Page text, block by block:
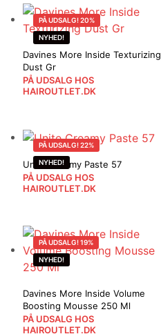
PÅ UDSALG! 20%
NYHED!
Davines More Inside Texturizing
Dust Gr
PÅ UDSALG HOS
HAIROUTLET.DK
PÅ UDSALG! 22%
NYHED!
Unite Creamy Paste 57
PÅ UDSALG HOS
HAIROUTLET.DK
PÅ UDSALG! 19%
NYHED!
Davines More Inside Volume
Boosting Mousse 250 Ml
PÅ UDSALG HOS
HAIROUTLET.DK